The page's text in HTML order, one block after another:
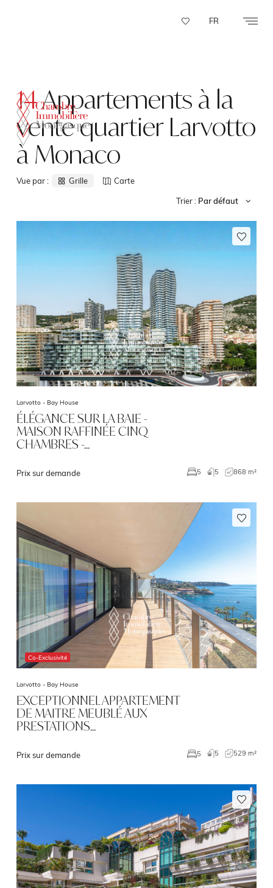
FR
14Appartements à la
vente quartier Larvotto
à Monaco
Vue par : Grille Carte
Trier : Par défaut
Larvotto - Bay House
ÉLÉGANCE SUR LA BAIE -
MAISON RAFFINÉE CINQ
CHAMBRES -…
Prix sur demande 5 5 868 m²
Co-Exclusivité
Larvotto - Bay House
EXCEPTIONNEL APPARTEMENT
DE MAITRE MEUBLÉ AUX
PRESTATIONS…
Prix sur demande 5 5 529 m²